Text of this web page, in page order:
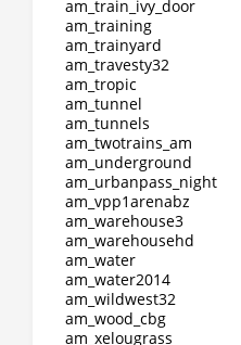
am_train_ivy_door
am_training
am_trainyard
am_travesty32
am_tropic
am_tunnel
am_tunnels
am_twotrains_am
am_underground
am_urbanpass_night
am_vpp1arenabz
am_warehouse3
am_warehousehd
am_water
am_water2014
am_wildwest32
am_wood_cbg
am_xelougrass